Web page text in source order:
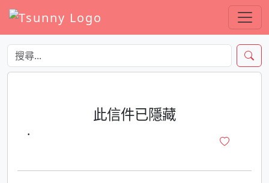
此信件已隱藏
·